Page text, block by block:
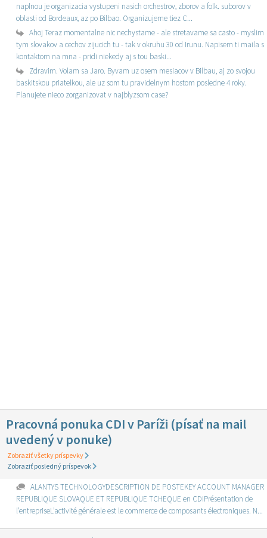
naplnou je organizacia vystupeni nasich orchestrov, zborov a folk. suborov v
oblasti od Bordeaux, az po Bilbao. Organizujeme tiez C...
Ahoj Teraz momentalne nic nechystame - ale stretavame sa casto - myslim
tym slovakov a cechov zijucich tu - tak v okruhu 30 od Irunu. Napisem ti maila s
kontaktom na mna - pridi niekedy aj s tou baski...
Zdravim. Volam sa Jaro. Byvam uz osem mesiacov v Bilbau, aj zo svojou
baskitskou priatelkou, ale uz som tu pravidelnym hostom posledne 4 roky.
Planujete nieco zorganizovat v najblyzsom case?
Pracovná ponuka CDI v Paríži (písať na mail
uvedený v ponuke)
Zobraziť všetky príspevky
Zobraziť posledný príspevok
ALANTYS TECHNOLOGYDESCRIPTION DE POSTEKEY ACCOUNT MANAGER
REPUBLIQUE SLOVAQUE ET REPUBLIQUE TCHEQUE en CDIPrésentation de
l’entrepriseL’activité générale est le commerce de composants électroniques. N...